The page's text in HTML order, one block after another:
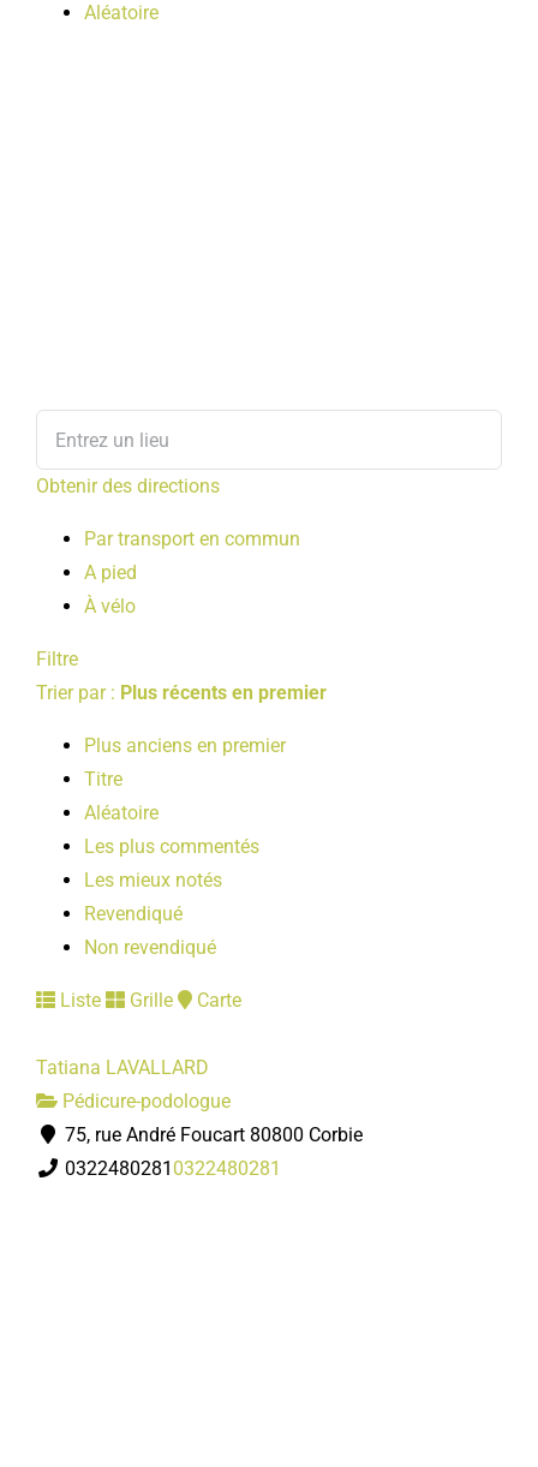
Aléatoire
Obtenir des directions
Par transport en commun
A pied
À vélo
Filtre
Trier par : Plus récents en premier
Plus anciens en premier
Titre
Aléatoire
Les plus commentés
Les mieux notés
Revendiqué
Non revendiqué
Liste Grille Carte
Tatiana LAVALLARD
Pédicure-podologue
75, rue André Foucart 80800 Corbie
0322480281 0322480281